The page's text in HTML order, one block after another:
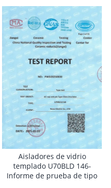
Aisladores de vidrio
templado U70BLD 146-
Informe de prueba de tipo